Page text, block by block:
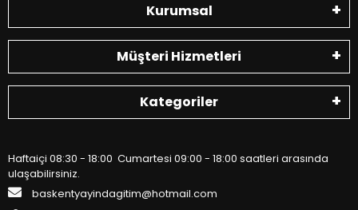
Kurumsal
Müşteri Hizmetleri
Kategoriler
Haftaiçi 08:30 - 18:00 Cumartesi 09:00 - 18:00 saatleri arasında
ulaşabilirsiniz.
baskentyayindagitim@hotmail.com